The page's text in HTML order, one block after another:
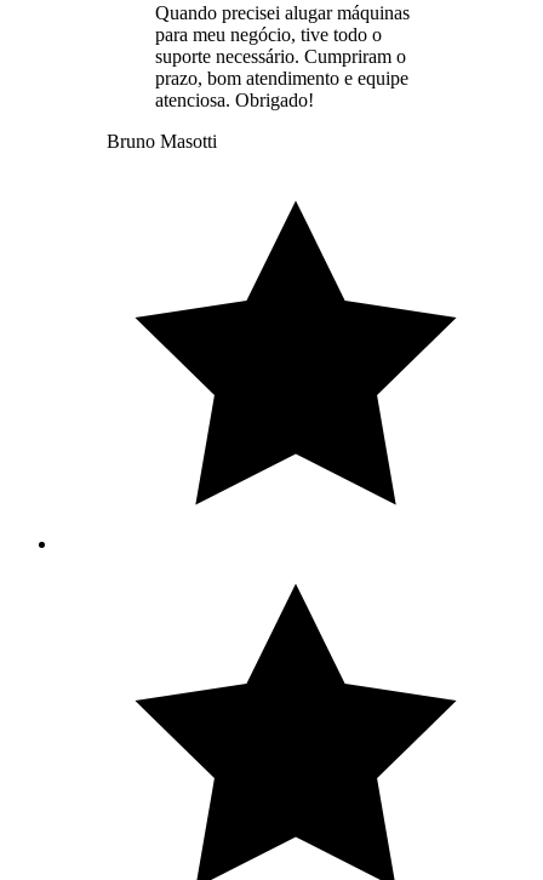
Quando precisei alugar máquinas
para meu negócio, tive todo o
suporte necessário. Cumpriram o
prazo, bom atendimento e equipe
atenciosa. Obrigado!
Bruno Masotti